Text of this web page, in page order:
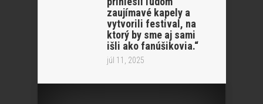
zaujímavé kapely a
vytvorili festival, na
ktorý by sme aj sami
išli ako fanúšikovia.“
júl 11, 2025